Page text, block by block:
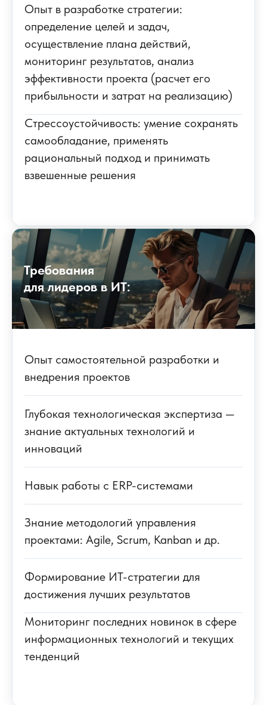
Опыт в разработке стратегии:
определение целей и задач,
осуществление плана действий,
мониторинг результатов, анализ
эффективности проекта (расчет его
прибыльности и затрат на реализацию)
Стрессоустойчивость: умение сохранять
самообладание, применять
рациональный подход и принимать
взвешенные решения
Требования
для лидеров в ИТ:
Опыт самостоятельной разработки и
внедрения проектов
Глубокая технологическая экспертиза —
знание актуальных технологий и
инноваций
Навык работы с ERP-системами
Знание методологий управления
проектами: Agile, Scrum, Kanban и др.
Формирование ИТ-стратегии для
достижения лучших результатов
Мониторинг последних новинок в сфере
информационных технологий и текущих
тенденций